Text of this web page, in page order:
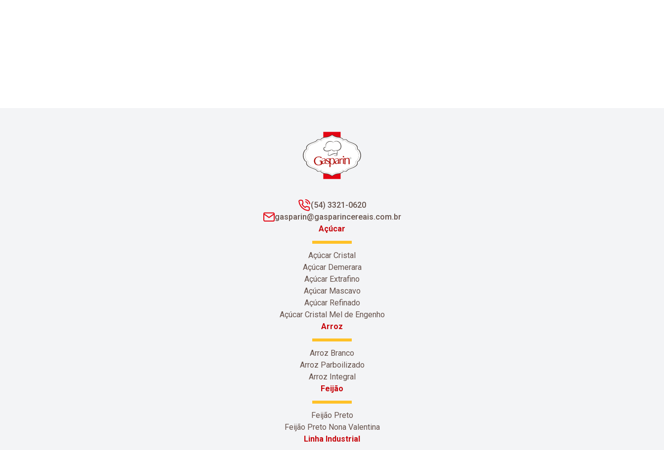
(54) 3321-0620
gasparin@gasparincereais.com.br
Açúcar
Açúcar Cristal
Açúcar Demerara
Açúcar Extrafino
Açúcar Mascavo
Açúcar Refinado
Açúcar Cristal Mel de Engenho
Arroz
Arroz Branco
Arroz Parboilizado
Arroz Integral
Feijão
Feijão Preto
Feijão Preto Nona Valentina
Linha Industrial